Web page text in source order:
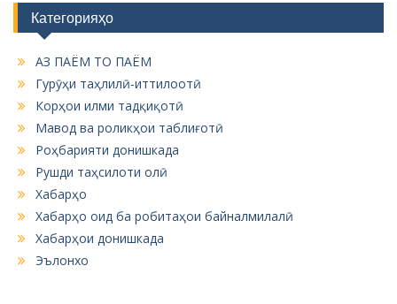
Категорияҳо
АЗ ПАЁМ ТО ПАЁМ
Гурӯҳи таҳлилӣ-иттилоотӣ
Корҳои илми тадқиқотӣ
Мавод ва роликҳои таблиғотӣ
Роҳбарияти донишкада
Рушди таҳсилоти олӣ
Хабарҳо
Хабарҳо оид ба робитаҳои байналмилалӣ
Хабарҳои донишкада
Эълонхо